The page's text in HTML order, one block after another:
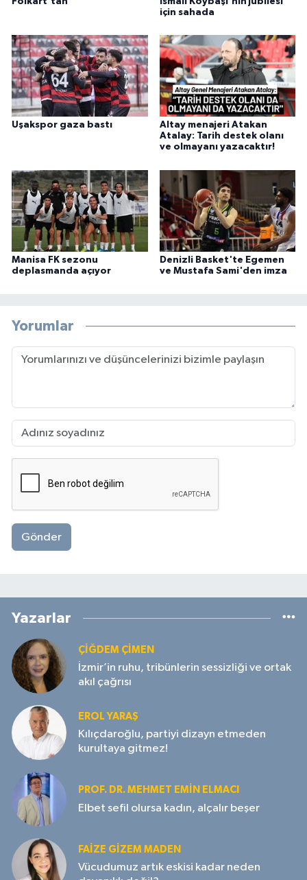
için sahada
Uşakspor gaza bastı
Altay menajeri Atakan
Atalay: Tarih destek olanı
ve olmayanı yazacaktır!
Manisa FK sezonu
deplasmanda açıyor
Denizli Basket'te Egemen
ve Mustafa Sami'den imza
Yorumlar
Gönder
Yazarlar
ÇIĞDEM ÇIMEN
İzmir’in ruhu, tribünlerin sessizliği ve ortak
akıl çağrısı
EROL YARAŞ
Kılıçdaroğlu, partiyi dizayn etmeden
kurultaya gitmez!
PROF. DR. MEHMET EMIN ELMACI
Elbet sefil olursa kadın, alçalır beşer
FAIZE GIZEM MADEN
Vücudumuz artık eskisi kadar neden